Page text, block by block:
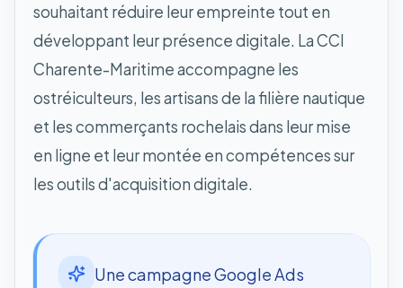
souhaitant réduire leur empreinte tout en
développant leur présence digitale. La CCI
Charente-Maritime accompagne les
ostréiculteurs, les artisans de la filière nautique
et les commerçants rochelais dans leur mise
en ligne et leur montée en compétences sur
les outils d'acquisition digitale.
Une campagne Google Ads